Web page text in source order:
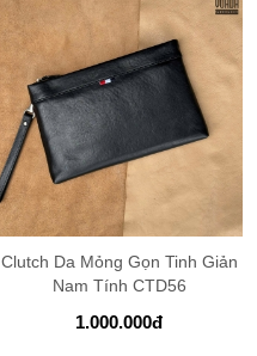
Clutch Da Mỏng Gọn Tinh Giản
Nam Tính CTD56
1.000.000đ